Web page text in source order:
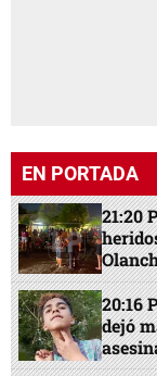
EN PORTADA
21:20
20:16
dejó